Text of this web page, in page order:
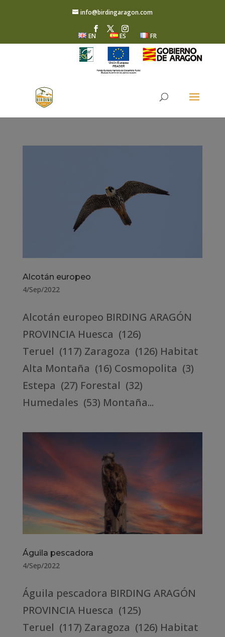
info@birdingaragon.com
EN ES FR
Alcotán europeo
4/Sep/2022
Alcotán europeo BIRDING ARAGÓN
PROVINCIA Huesca (126)
Teruel (117) Zaragoza (126) Habitat
Alta Montaña (16) Cosmopolita (3)
Estepa (27) Forestal (32)
Humedales (53) Montaña...
Águila pescadora
4/Sep/2022
Águila pescadora BIRDING ARAGÓN
PROVINCIA Huesca (125)
Teruel (117) Zaragoza (126) Habitat